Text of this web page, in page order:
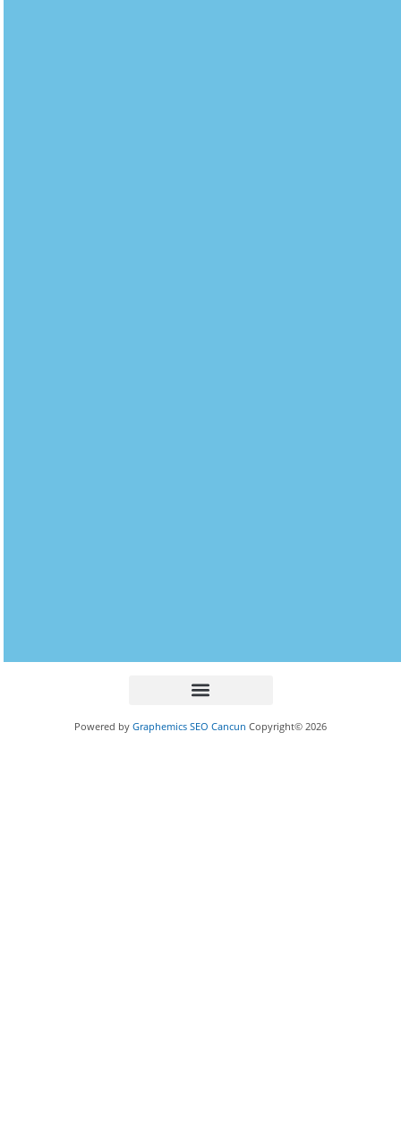
Powered by Graphemics SEO Cancun Copyright© 2026